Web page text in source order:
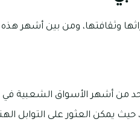
وثقافتها، ومن بين أشهر هذه
من أشهر الأسواق الشعبية في
يمكن العثور على التوابل